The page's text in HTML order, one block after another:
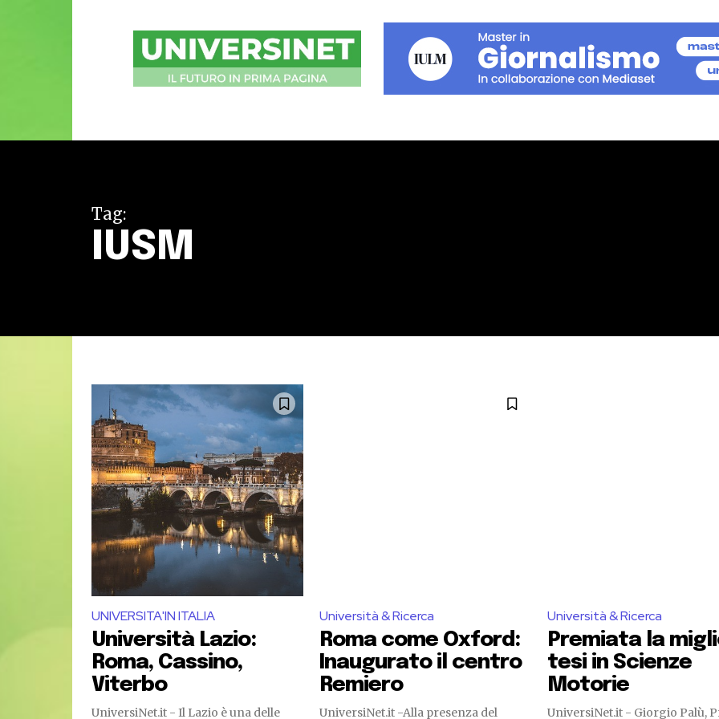
UniversiNet
Magazine
Tag:
IUSM
UNIVERSITA'IN ITALIA
Università Lazio:
Roma, Cassino,
Viterbo
UniversiNet.it - Il Lazio è una delle
Università & Ricerca
Roma come Oxford:
Inaugurato il centro
Remiero
UniversiNet.it -Alla presenza del
Università & Ricerca
Premiata la
tesi in Scienze
Motorie
UniversiNet.it - Giorgio Palù, Preside